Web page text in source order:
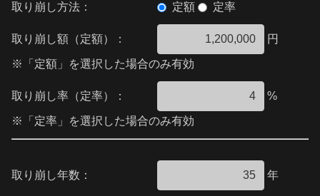
取り崩し方法： 定額 定率
取り崩し額（定額）： 円
※「定額」を選択した場合のみ有効
取り崩し率（定率）： %
※「定率」を選択した場合のみ有効
取り崩し年数： 年